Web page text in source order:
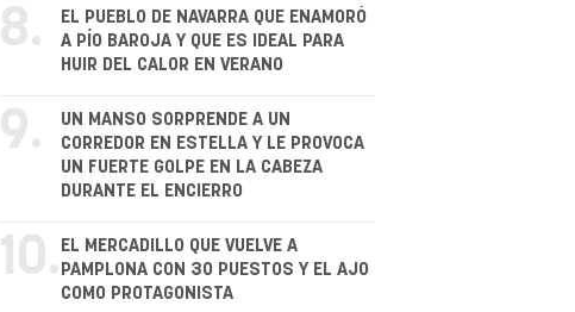
8.
EL PUEBLO DE NAVARRA QUE ENAMORÓ
A PÍO BAROJA Y QUE ES IDEAL PARA
HUIR DEL CALOR EN VERANO
9.
UN MANSO SORPRENDE A UN
CORREDOR EN ESTELLA Y LE PROVOCA
UN FUERTE GOLPE EN LA CABEZA
DURANTE EL ENCIERRO
10. EL MERCADILLO QUE VUELVE A
PAMPLONA CON 30 PUESTOS Y EL AJO
COMO PROTAGONISTA